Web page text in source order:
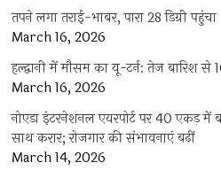
तपने लगा तराई-भाबर, पारा 28 डिग्री पहुंचा
March 16, 2026
हल्द्वानी में मौसम का यू-टर्न: तेज बारिश से
March 16, 2026
नोएडा इंटरनेशनल एयरपोर्ट पर 40 एकड़
साथ करार; रोजगार की संभावनाएं बढ़ीं
March 14, 2026